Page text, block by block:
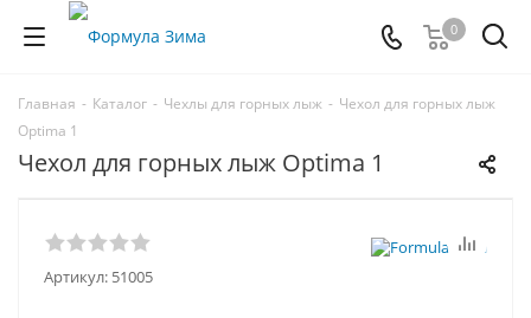
0
Главная - Каталог - Чехлы для горных лыж - Чехол для горных лыж
Optima 1
Чехол для горных лыж Optima 1
Артикул: 51005